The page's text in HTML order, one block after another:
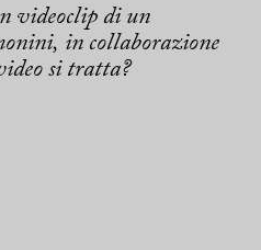
videoclip di un
in collaborazione
si tratta?